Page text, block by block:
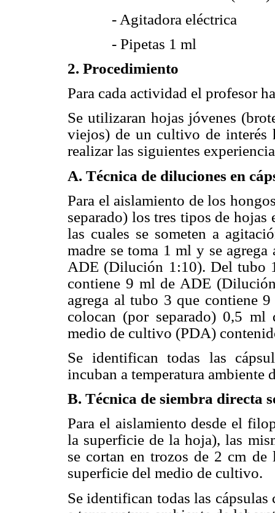
- Agitadora eléctrica
- Pipetas 1 ml
2. Procedimiento
Para cada actividad el profesor
Se utilizaran hojas jóvenes
viejos) de un cultivo de interés
realizar las siguientes
A. Técnica de diluciones en
Para el aislamiento de los
separado) los tres tipos de
las cuales se someten a
madre se toma 1 ml y se
ADE (Dilución 1:10). Del tubo
contiene 9 ml de ADE
agrega al tubo 3 que contiene
colocan (por separado) 0,5
medio de cultivo (PDA)
Se identifican todas las
incuban a temperatura ambiente
B. Técnica de siembra directa
Para el aislamiento desde el
la superficie de la hoja), las
se cortan en trozos de 2 cm de
superficie del medio de cultivo.
Se identifican todas las